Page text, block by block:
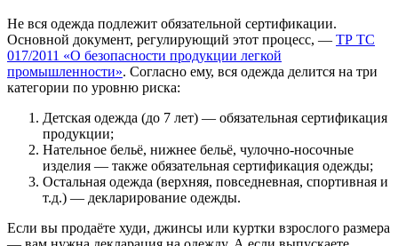
Не вся одежда подлежит обязательной сертификации.
Основной документ, регулирующий этот процесс, — ТР ТС
017/2011 «О безопасности продукции легкой
промышленности». Согласно ему, вся одежда делится на три
категории по уровню риска:
Детская одежда (до 7 лет) — обязательная сертификация
продукции;
Нательное бельё, нижнее бельё, чулочно-носочные
изделия — также обязательная сертификация одежды;
Остальная одежда (верхняя, повседневная, спортивная и
т.д.) — декларирование одежды.
Если вы продаёте худи, джинсы или куртки взрослого размера